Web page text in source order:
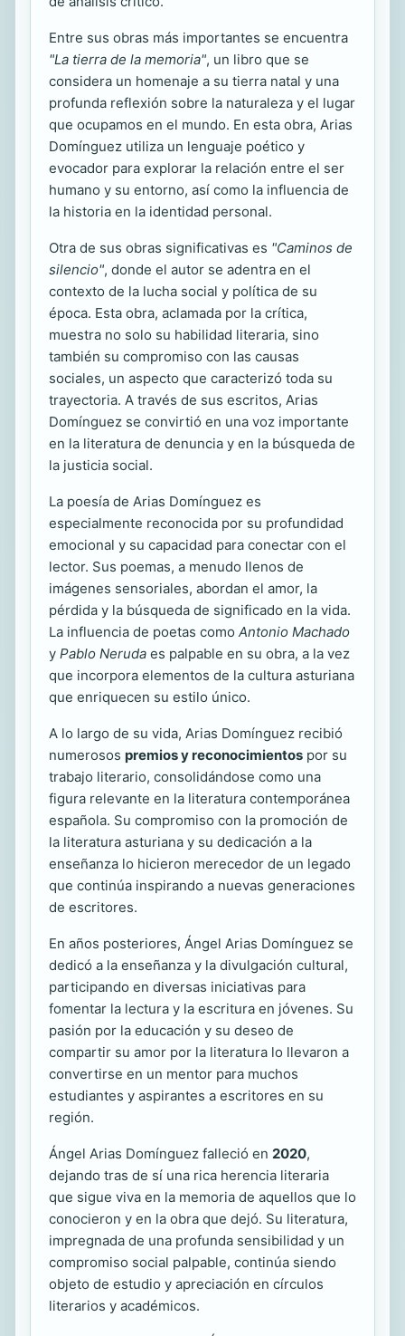
Entre sus obras más importantes se encuentra
"La tierra de la memoria", un libro que se
considera un homenaje a su tierra natal y una
profunda reflexión sobre la naturaleza y el lugar
que ocupamos en el mundo. En esta obra, Arias
Domínguez utiliza un lenguaje poético y
evocador para explorar la relación entre el ser
humano y su entorno, así como la influencia de
la historia en la identidad personal.
Otra de sus obras significativas es "Caminos de
silencio", donde el autor se adentra en el
contexto de la lucha social y política de su
época. Esta obra, aclamada por la crítica,
muestra no solo su habilidad literaria, sino
también su compromiso con las causas
sociales, un aspecto que caracterizó toda su
trayectoria. A través de sus escritos, Arias
Domínguez se convirtió en una voz importante
en la literatura de denuncia y en la búsqueda de
la justicia social.
La poesía de Arias Domínguez es
especialmente reconocida por su profundidad
emocional y su capacidad para conectar con el
lector. Sus poemas, a menudo llenos de
imágenes sensoriales, abordan el amor, la
pérdida y la búsqueda de significado en la vida.
La influencia de poetas como Antonio Machado
y Pablo Neruda es palpable en su obra, a la vez
que incorpora elementos de la cultura asturiana
que enriquecen su estilo único.
A lo largo de su vida, Arias Domínguez recibió
numerosos premios y reconocimientos por su
trabajo literario, consolidándose como una
figura relevante en la literatura contemporánea
española. Su compromiso con la promoción de
la literatura asturiana y su dedicación a la
enseñanza lo hicieron merecedor de un legado
que continúa inspirando a nuevas generaciones
de escritores.
En años posteriores, Ángel Arias Domínguez se
dedicó a la enseñanza y la divulgación cultural,
participando en diversas iniciativas para
fomentar la lectura y la escritura en jóvenes. Su
pasión por la educación y su deseo de
compartir su amor por la literatura lo llevaron a
convertirse en un mentor para muchos
estudiantes y aspirantes a escritores en su
región.
Ángel Arias Domínguez falleció en 2020,
dejando tras de sí una rica herencia literaria
que sigue viva en la memoria de aquellos que lo
conocieron y en la obra que dejó. Su literatura,
impregnada de una profunda sensibilidad y un
compromiso social palpable, continúa siendo
objeto de estudio y apreciación en círculos
literarios y académicos.